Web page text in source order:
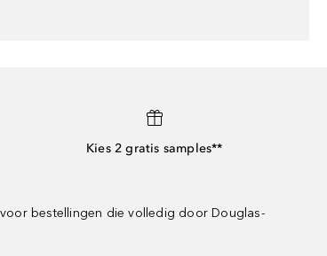
Kies 2 gratis samples**
bestellingen die volledig door Douglas-